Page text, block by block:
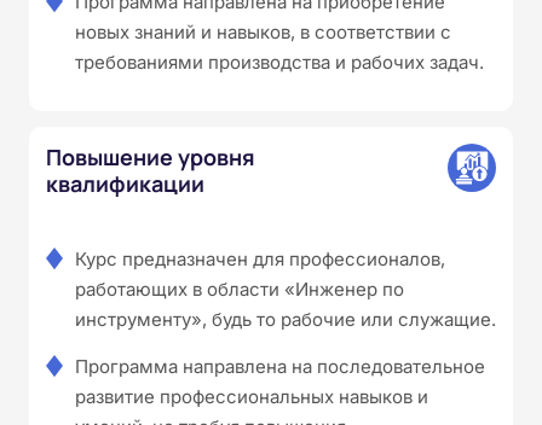
новых знаний и навыков, в соответствии с
требованиями производства и рабочих задач.
Повышение уровня
квалификации
Курс предназначен для профессионалов,
работающих в области «Инженер по
инструменту», будь то рабочие или служащие.
Программа направлена на последовательное
развитие профессиональных навыков и